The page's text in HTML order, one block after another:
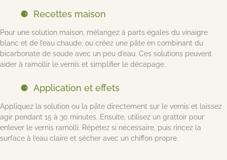
Recettes maison
Pour une solution maison, mélangez à parts égales du vinaigre
blanc et de l’eau chaude, ou créez une pâte en combinant du
bicarbonate de soude avec un peu d’eau. Ces solutions peuvent
aider à ramollir le vernis et simplifier le décapage.
Application et effets
Appliquez la solution ou la pâte directement sur le vernis et laissez
agir pendant 15 à 30 minutes. Ensuite, utilisez un grattoir pour
enlever le vernis ramolli. Répétez si nécessaire, puis rincez la
surface à l’eau claire et sécher avec un chiffon propre.